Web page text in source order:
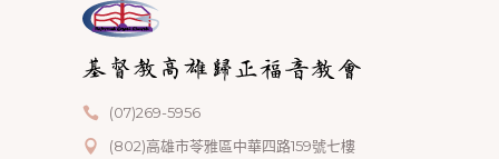
(07)269-5956
(802)高雄市苓雅區中華四路159號七樓